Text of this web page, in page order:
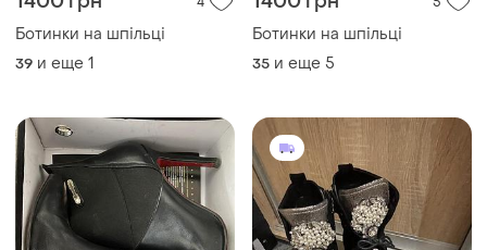
Ботинки на шпільці
39 и еще 1
Ботинки на шпільці
35 и еще 5